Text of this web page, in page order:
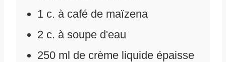
1 c. à café de maïzena
2 c. à soupe d'eau
250 ml de crème liquide épaisse